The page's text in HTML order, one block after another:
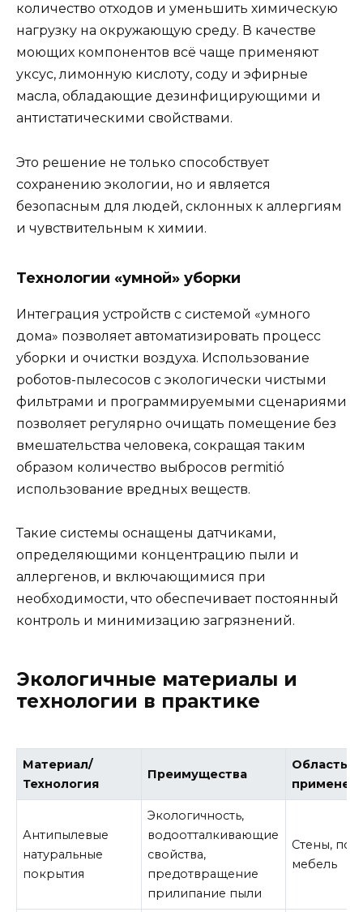
количество отходов и уменьшить химическую
нагрузку на окружающую среду. В качестве
моющих компонентов всё чаще применяют
уксус, лимонную кислоту, соду и эфирные
масла, обладающие дезинфицирующими и
антистатическими свойствами.
Это решение не только способствует
сохранению экологии, но и является
безопасным для людей, склонных к аллергиям
и чувствительным к химии.
Технологии «умной» уборки
Интеграция устройств с системой «умного
дома» позволяет автоматизировать процесс
уборки и очистки воздуха. Использование
роботов-пылесосов с экологически чистыми
фильтрами и программируемыми сценариями
позволяет регулярно очищать помещение без
вмешательства человека, сокращая таким
образом количество выбросов permitió
использование вредных веществ.
Такие системы оснащены датчиками,
определяющими концентрацию пыли и
аллергенов, и включающимися при
необходимости, что обеспечивает постоянный
контроль и минимизацию загрязнений.
Экологичные материалы и
технологии в практике
Материал/
Технология
Преимущества
Область
Антипылевые
натуральные
покрытия
Экологичность,
водоотталкивающие
свойства,
предотвращение
прилипание пыли
Стены,
мебель